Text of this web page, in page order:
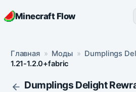
Minecraft Flow
Главная » Моды » Dumplings
1.21-1.2.0+fabric
Dumplings Delight